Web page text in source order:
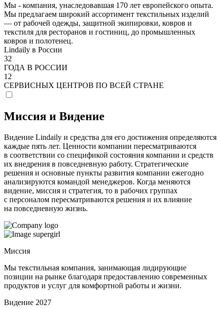
Мы - компания, унаследовавшая 170 лет европейского опыта.
Мы предлагаем широкий ассортимент текстильных изделий
— от рабочей одежды, защитной экипировки, ковров и
текстиля для ресторанов и гостиниц, до промышленных
ковров и полотенец.
Lindaily в России
32
ГОДА В РОССИИ
12
СЕРВИСНЫХ ЦЕНТРОВ ПО ВСЕЙ СТРАНЕ
Миссия и Видение
Видение Lindaily и средства для его достижения определяются
каждые пять лет. Ценности компании пересматриваются
в соответствии со спецификой состояния компании и средств
их внедрения в повседневную работу. Стратегические
решения и основные пункты развития компании ежегодно
анализируются командой менеджеров. Когда меняются
видение, миссия и стратегия, то в рабочих группах
с персоналом пересматриваются решения и их влияние
на повседневную жизнь.
Миссия
Мы текстильная компания, занимающая лидирующие
позиции на рынке благодаря предоставлению современных
продуктов и услуг для комфортной работы и жизни.
Видение 2027